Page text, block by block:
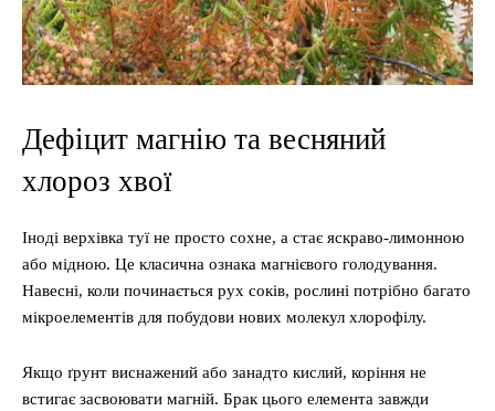
Дефіцит магнію та весняний
хлороз хвої
Іноді верхівка туї не просто сохне, а стає яскраво-лимонною
або мідною. Це класична ознака магнієвого голодування.
Навесні, коли починається рух соків, рослині потрібно багато
мікроелементів для побудови нових молекул хлорофілу.
Якщо ґрунт виснажений або занадто кислий, коріння не
встигає засвоювати магній. Брак цього елемента завжди